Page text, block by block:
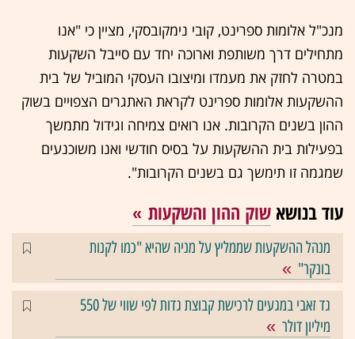
מנכ"ל אלומות ספרינט, קובי נימקובסקי, מציין כי "אנו
מתחילים דרך משותפת וארוכה יחד עם סייבל השקעות
במטרה לחזק את מעמדו ומיצובו העסקי המוביל של בית
ההשקעות אלומות ספרינט לקראת האתגרים הצפויים בשוק
ההון בשנים הקרובות. אנו רואים צמיחה וגידול מתמשך
בפעילות בית ההשקעות על בסיס חודשי ואנו משוכנעים
שמגמה זו תימשך גם בשנים הקרובות".
עוד בנושא שוק ההון והשקעות
מנהל ההשקעות שממליץ על מניה שהיא "כמו לקנות
בונקר"
גד זאבי במגעים לרכישת קבוצת גדות לפי שווי של 550
מיליון דולר